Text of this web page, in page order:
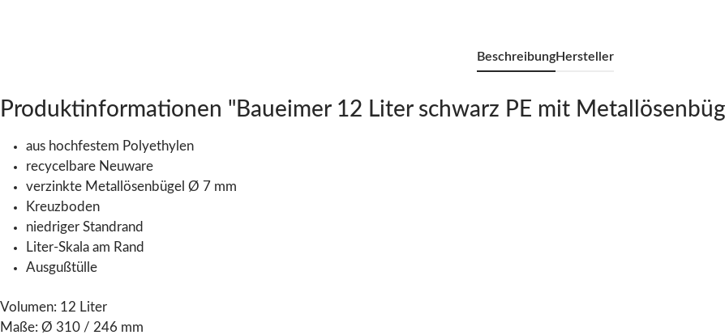
BeschreibungHersteller
Produktinformationen "Baueimer 12 Liter schwarz PE mit
aus hochfestem Polyethylen
recycelbare Neuware
verzinkte Metallösenbügel Ø 7 mm
Kreuzboden
niedriger Standrand
Liter-Skala am Rand
Ausgußtülle
Volumen: 12 Liter
Maße: Ø 310 / 246 mm